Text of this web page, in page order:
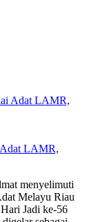
LAMR,
menyelimuti
Melayu Riau
Jadi ke-56